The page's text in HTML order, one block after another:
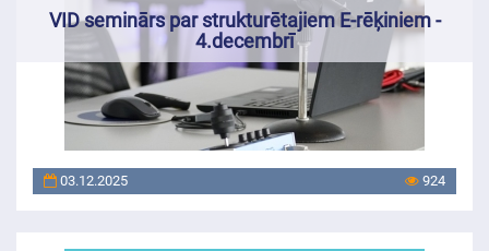
VID seminārs par strukturētajiem E-rēķiniem -
4.decembrī
03.12.2025 924